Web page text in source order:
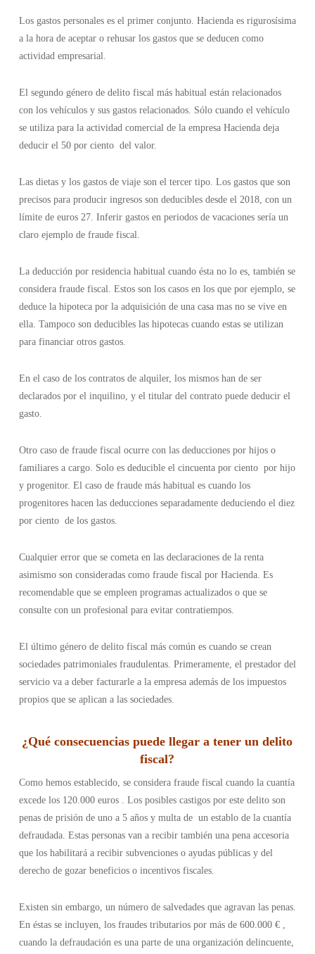
Los gastos personales es el primer conjunto. Hacienda es rigurosísima
a la hora de aceptar o rehusar los gastos que se deducen como
actividad empresarial.
El segundo género de delito fiscal más habitual están relacionados
con los vehículos y sus gastos relacionados. Sólo cuando el vehículo
se utiliza para la actividad comercial de la empresa Hacienda deja
deducir el 50 por ciento del valor.
Las dietas y los gastos de viaje son el tercer tipo. Los gastos que son
precisos para producir ingresos son deducibles desde el 2018, con un
límite de euros 27. Inferir gastos en periodos de vacaciones sería un
claro ejemplo de fraude fiscal.
La deducción por residencia habitual cuando ésta no lo es, también se
considera fraude fiscal. Estos son los casos en los que por ejemplo, se
deduce la hipoteca por la adquisición de una casa mas no se vive en
ella. Tampoco son deducibles las hipotecas cuando estas se utilizan
para financiar otros gastos.
En el caso de los contratos de alquiler, los mismos han de ser
declarados por el inquilino, y el titular del contrato puede deducir el
gasto.
Otro caso de fraude fiscal ocurre con las deducciones por hijos o
familiares a cargo. Solo es deducible el cincuenta por ciento por hijo
y progenitor. El caso de fraude más habitual es cuando los
progenitores hacen las deducciones separadamente deduciendo el diez
por ciento de los gastos.
Cualquier error que se cometa en las declaraciones de la renta
asimismo son consideradas como fraude fiscal por Hacienda. Es
recomendable que se empleen programas actualizados o que se
consulte con un profesional para evitar contratiempos.
El último género de delito fiscal más común es cuando se crean
sociedades patrimoniales fraudulentas. Primeramente, el prestador del
servicio va a deber facturarle a la empresa además de los impuestos
propios que se aplican a las sociedades.
¿Qué consecuencias puede llegar a tener un delito
fiscal?
Como hemos establecido, se considera fraude fiscal cuando la cuantía
excede los 120.000 euros . Los posibles castigos por este delito son
penas de prisión de uno a 5 años y multa de un establo de la cuantía
defraudada. Estas personas van a recibir también una pena accesoria
que los habilitará a recibir subvenciones o ayudas públicas y del
derecho de gozar beneficios o incentivos fiscales.
Existen sin embargo, un número de salvedades que agravan las penas.
En éstas se incluyen, los fraudes tributarios por más de 600.000 € ,
cuando la defraudación es una parte de una organización delincuente,